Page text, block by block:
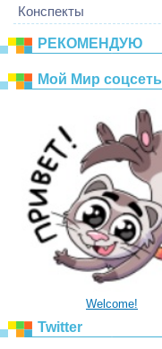
Конспекты
РЕКОМЕНДУЮ
Mой Mир соцсеть
Welcome!
Twitter